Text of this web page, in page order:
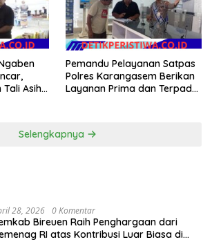
Asih
Pemandu Pelayanan Satpas
Polres Karangasem Berikan
Layanan Prima dan Terpadu
Selengkapnya
28, 2026 0 Komentar
Bireuen Raih Penghargaan dari
RI atas Kontribusi Luar Biasa di